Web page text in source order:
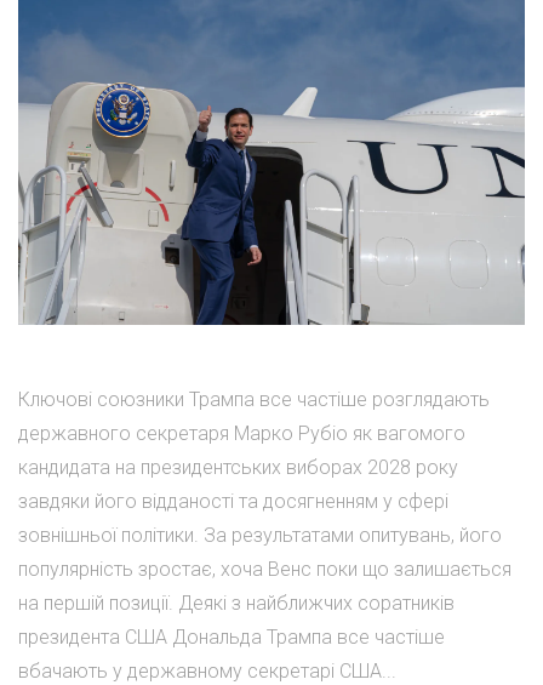
Ключові союзники Трампа все частіше розглядають
державного секретаря Марко Рубіо як вагомого
кандидата на президентських виборах 2028 року
завдяки його відданості та досягненням у сфері
зовнішньої політики. За результатами опитувань, його
популярність зростає, хоча Венс поки що залишається
на першій позиції. Деякі з найближчих соратників
президента США Дональда Трампа все частіше
вбачають у державному секретарі США...